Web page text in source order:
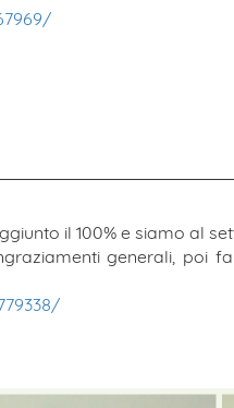
il 100% e siamo al
generali, poi